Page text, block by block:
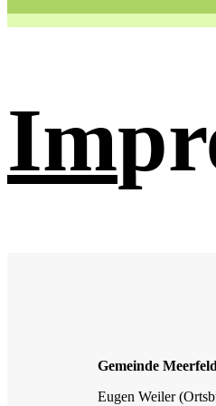
Im
Gemeinde Meerfeld
Eugen Weiler